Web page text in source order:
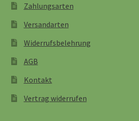
Zahlungsarten
Versandarten
Widerrufsbelehrung
AGB
Kontakt
Vertrag widerrufen